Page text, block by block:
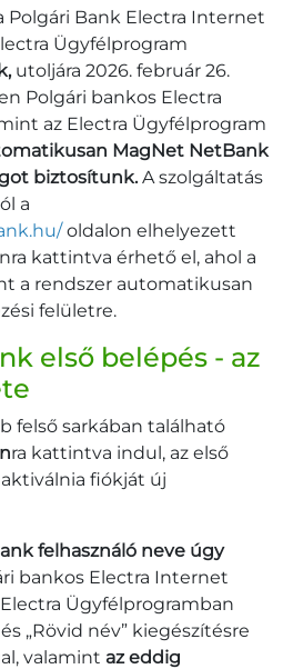
Polgári Bank Electra Internet
Ügyfélprogram
utoljára 2026. február 26.
Polgári bankos Electra
az Electra Ügyfélprogram
MagNet NetBank
biztosítunk.A szolgáltatás
a
oldalon elhelyezett
kattintva érhető el, ahol a
a rendszer automatikusan
felületre.
első belépés - az
felső sarkában található
ra kattintva indul, az első
fiókját új
felhasználó neve úgy
bankos Electra Internet
Ügyfélprogramban
„Rövid név” kiegészítésre
valamint az eddig